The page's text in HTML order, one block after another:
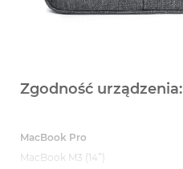
Zgodność urządzenia:
MacBook Pro
MacBook M3 (14”)